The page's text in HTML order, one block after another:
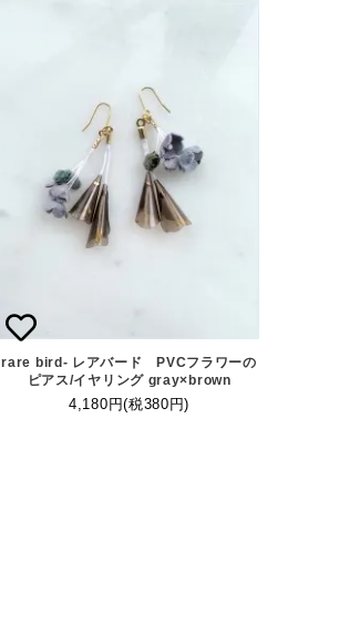
rare bird- レアバード PVCフラワーの
ピアス/イヤリング gray×brown
4,180円(税380円)